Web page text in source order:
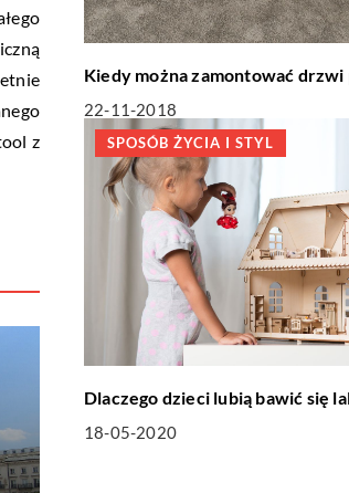
z
Kiedy można zamontować
22-11-2018
SPOSÓB ŻYCIA I STYL
Dlaczego dzieci lubią bawić się
18-05-2020